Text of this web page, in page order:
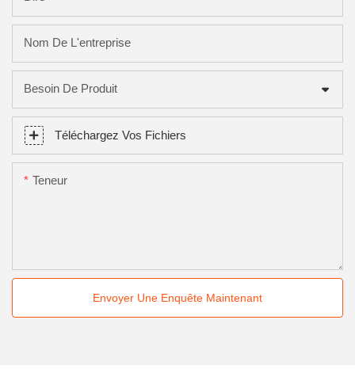
Nom De L'entreprise
Besoin De Produit
Téléchargez Vos Fichiers
Teneur
Envoyer Une Enquête Maintenant